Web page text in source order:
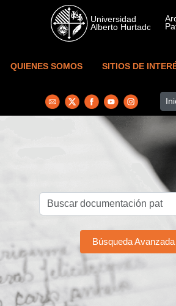
Skip to main content
QUIENES SOMOS SITIOS DE
Búsqueda